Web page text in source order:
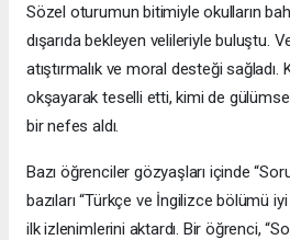
Sözel oturumun bitimiyle okulların
dışarıda bekleyen velileriyle buluştu.
atıştırmalık ve moral desteği sağladı.
okşayarak teselli etti, kimi de
bir nefes aldı.
Bazı öğrenciler gözyaşları içinde
bazıları “Türkçe ve İngilizce bölümü
ilk izlenimlerini aktardı. Bir öğrenci,